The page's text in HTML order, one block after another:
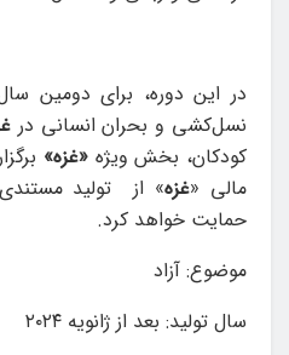
در این دوره، برای دومین
نسل‌‎کشی و بحران انسانی در
کودکان، بخش ویژه«غزه»
مالی «غزه» از تولید
حمایت خواهد کرد.
موضوع: آزاد
سال توليد: بعد از ژانویه ۲۰۲۴